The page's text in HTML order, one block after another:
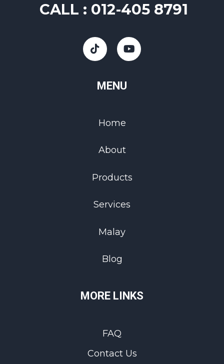
CALL : 012-405 8791
MENU
Home
About
Products
Services
Malay
Blog
MORE LINKS
FAQ
Contact Us